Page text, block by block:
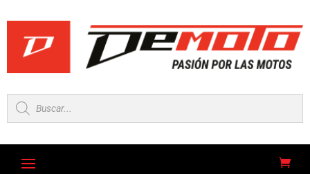
Búsqueda
de
productos